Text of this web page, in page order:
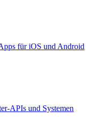
für iOS und Android
APIs und Systemen